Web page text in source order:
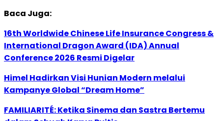
Baca Juga:
16th Worldwide Chinese Life Insurance Congress &
International Dragon Award (IDA) Annual
Conference 2026 Resmi Digelar
Himel Hadirkan Visi Hunian Modern melalui
Kampanye Global “Dream Home”
FAMILIARITÉ: Ketika Sinema dan Sastra Bertemu